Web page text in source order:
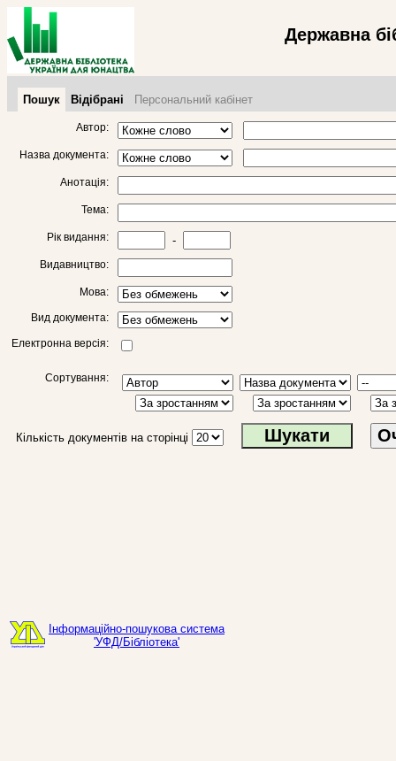
Державна
Пошук Відібрані Персональний кабінет
Автор:
Назва документа:
Анотація:
Тема:
Рік видання: -
Видавництво:
Мова:
Вид документа:
Електронна версія:
Сортування:
Кількість документів на сторінці
Інформаційно-пошукова система
'УФД/Бібліотека'